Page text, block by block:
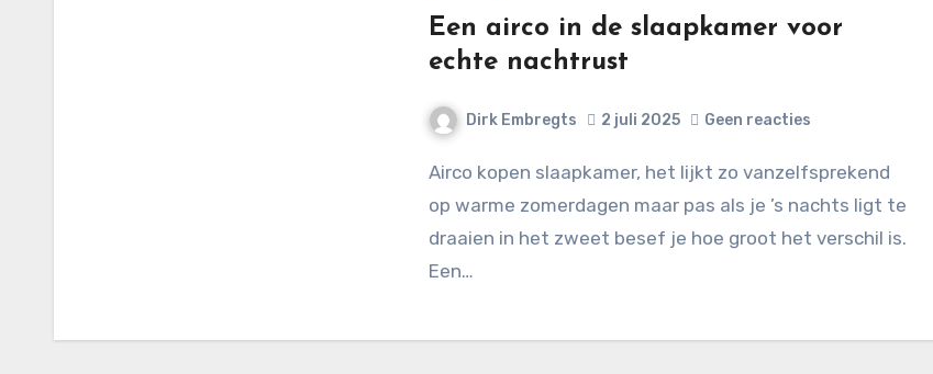
Een airco in de slaapkamer voor
echte nachtrust
Dirk Embregts 2 juli 2025 Geen reacties
Airco kopen slaapkamer, het lijkt zo vanzelfsprekend
op warme zomerdagen maar pas als je ’s nachts ligt te
draaien in het zweet besef je hoe groot het verschil is.
Een…